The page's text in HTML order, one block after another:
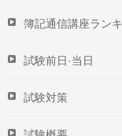
簿記通信講座ラン
試験前日·当日
試験対策